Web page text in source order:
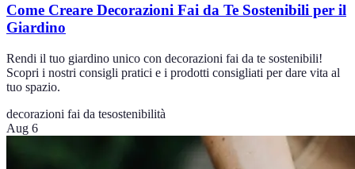
Come Creare Decorazioni Fai da Te Sostenibili per il
Giardino
Rendi il tuo giardino unico con decorazioni fai da te sostenibili!
Scopri i nostri consigli pratici e i prodotti consigliati per dare vita al
tuo spazio.
decorazioni fai da tesostenibilità
Aug 6